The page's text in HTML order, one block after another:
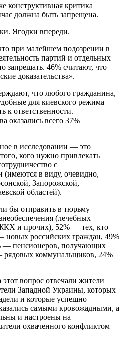
конструктивная критика
должна быть запрещена.
Ягодки впереди.
при малейшем подозрении в
партий и отдельных
запрещать. 46% считают, что
доказательства».
что любого гражданина,
для киевского режима
к ответственности.
оказались всего 37%
в исследовании — это
кого нужно привлекать
с
(имеются в виду, очевидно,
Запорожской,
областей).
бы отправить в тюрьму
(лечебных
и прочих), 52% — тех, кто
новых российских граждан, 49%
пенсионеров, получающих
коммунальщиков, 24%
вопрос отвечали жители
Западной Украины, которых
и которые успешно
самыми кровожадными, а
и настроены на
охваченного конфликтом